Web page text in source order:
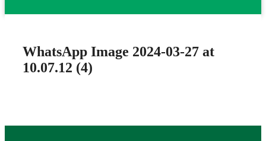
WhatsApp Image 2024-03-27 at
10.07.12 (4)